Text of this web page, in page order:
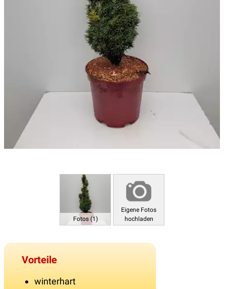
Fotos (1)
Eigene Fotos
hochladen
Vorteile
winterhart